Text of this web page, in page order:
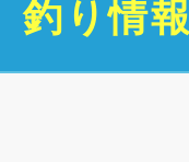
釣り情報